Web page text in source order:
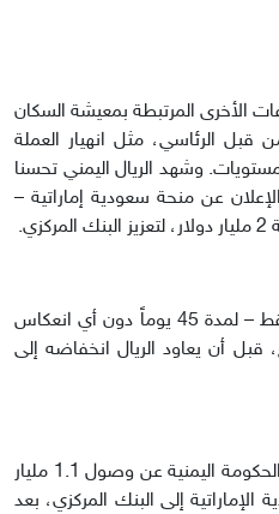
الأخرى المرتبطة بمعيشة السكان
قبل الرئاسي، مثل انهيار العملة
وشهد الريال اليمني تحسنا
عن منحة سعودية إماراتية –
واستمر هذا التحسن – الرقمي فقط – لمدة 45 يوماً دون أي انعكاس
قبل أن يعاود الريال انخفاضه إلى
وفي 23 نوفمبر الماضي، أعلنت الحكومة اليمنية عن وصول 1.1 مليار
إلى البنك المركزي، بعد